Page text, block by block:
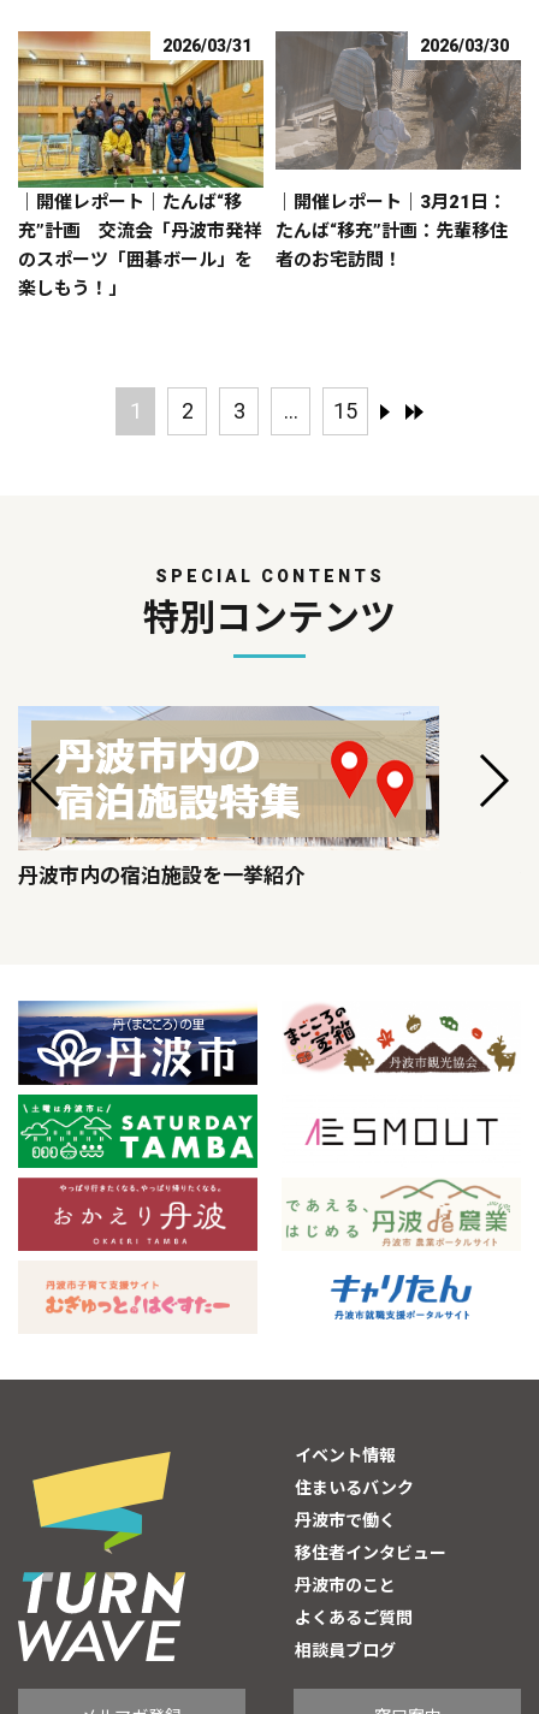
2026/03/31
｜開催レポート｜たんば“移
充”計画 交流会「丹波市発祥
のスポーツ「囲碁ボール」を
楽しもう！」
2026/03/30
｜開催レポート｜3月21日：
たんば“移充”計画：先輩移住
者のお宅訪問！
1 2 3 ... 15
SPECIAL CONTENTS
特別コンテンツ
丹波市内の宿泊施設を一挙紹介
イベント情報
住まいるバンク
丹波市で働く
移住者インタビュー
丹波市のこと
よくあるご質問
相談員ブログ